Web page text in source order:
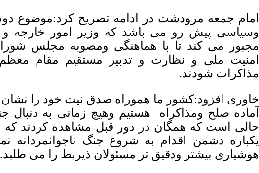
امام جمعه مرودشت در ادامه تصریح کرد:موضوع دوم
وسیاسی پیش رو می باشد که وزیر امور خارجه و
مجبور می کند تا با هماهنگی ومصوبه مجلس
امنیت ملی و نظارت و تدبیر مستقیم مقام
مذاکرات شودند.
خاوری افزود:کشور ما هموراه صدق نیت خود را نشان
آماده صلح ومذاکراه هستیم وهیچ زمانی به دنبال
حالی است که همگان در دور قبل مشاهده کردند
یکباره دشمن اقدام به شروع جنگ ناجوانمردانه
هوشیاری بیشتر ودقیق تر مسئولان ذیربط را می طلبد.